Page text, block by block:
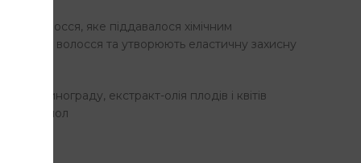
волосся, яке піддавалося хімічним
волосся та утворюють еластичну захисну
винограду, екстракт-олія плодів і квітів